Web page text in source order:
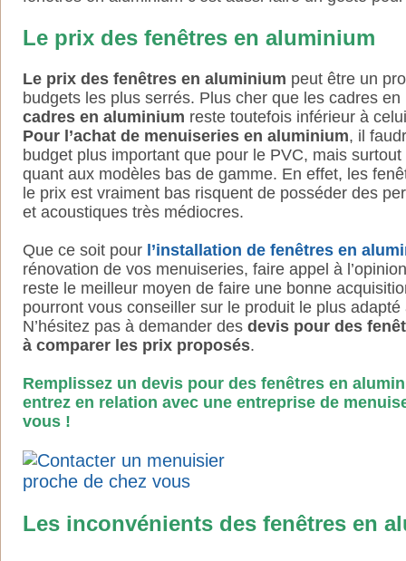
Le prix des fenêtres en aluminium
Le prix des fenêtres en aluminium peut être un
budgets les plus serrés. Plus cher que les cadres
cadres en aluminium reste toutefois inférieur à
Pour l’achat de menuiseries en aluminium, il
budget plus important que pour le PVC, mais
quant aux modèles bas de gamme. En effet, les
le prix est vraiment bas risquent de posséder des
et acoustiques très médiocres.
Que ce soit pour l’installation de fenêtres en
rénovation de vos menuiseries, faire appel à
reste le meilleur moyen de faire une bonne
pourront vous conseiller sur le produit le plus
N’hésitez pas à demander des devis pour des
à comparer les prix proposés.
Remplissez un devis pour des fenêtres en
entrez en relation avec une entreprise de
vous !
Les inconvénients des fenêtres en